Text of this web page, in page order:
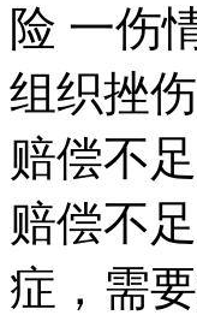
险 一伤
组织挫
赔偿不
赔偿不
症，需